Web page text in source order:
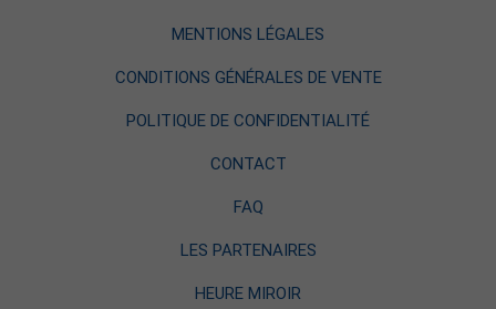
MENTIONS LÉGALES
CONDITIONS GÉNÉRALES DE VENTE
POLITIQUE DE CONFIDENTIALITÉ
CONTACT
FAQ
LES PARTENAIRES
HEURE MIROIR